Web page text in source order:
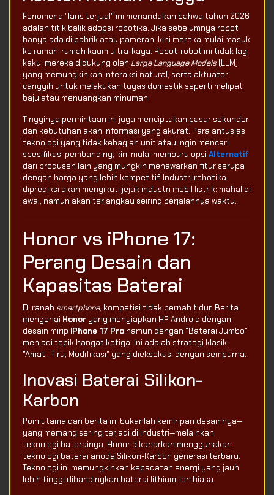
Fenomena "laris terjual" ini menandakan bahwa tahun 2026
adalah titik balik adopsi robotika. Jika sebelumnya robot
hanya ada di pabrik atau pameran, kini mereka mulai masuk
ke rumah-rumah kaum ultra-kaya. Robot-robot ini tidak lagi
kaku; mereka didukung oleh Large Language Models(LLM)
yang memungkinkan interaksi natural, serta aktuator
canggih untuk melakukan tugas domestik seperti melipat
baju atau menuangkan minuman.
Tingginya permintaan ini juga menciptakan pasar sekunder
dan kebutuhan akan informasi yang akurat. Para antusias
teknologi yang tidak kebagian unit atau ingin mencari
spesifikasi pembanding, kini mulai memburu opsi Alternatif
dari produsen lain yang mungkin menawarkan fitur serupa
dengan harga yang lebih kompetitif. Industri robotika
diprediksi akan mengikuti jejak industri mobil listrik: mahal di
awal, namun akan terjangkau seiring berjalannya waktu.
Honor vs iPhone 17:
Perang Desain dan
Kapasitas Baterai
Di ranah smartphone, kompetisi tidak pernah tidur. Berita
mengenai Honor yang menyiapkan HP Android dengan
desain mirip iPhone 17 Pro namun dengan "Baterai Jumbo"
menjadi topik hangat ketiga. Ini adalah strategi klasik
"Amati, Tiru, Modifikasi" yang dieksekusi dengan sempurna.
Inovasi Baterai Silikon-
Karbon
Poin utama dari berita ini bukanlah kemiripan desainnya—
yang memang sering terjadi di industri—melainkan
teknologi baterainya. Honor dikabarkan menggunakan
teknologi baterai anoda Silikon-Karbon generasi terbaru.
Teknologi ini memungkinkan kepadatan energi yang jauh
lebih tinggi dibandingkan baterai lithium-ion biasa.